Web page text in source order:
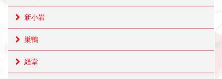
新小岩
巣鴨
経堂